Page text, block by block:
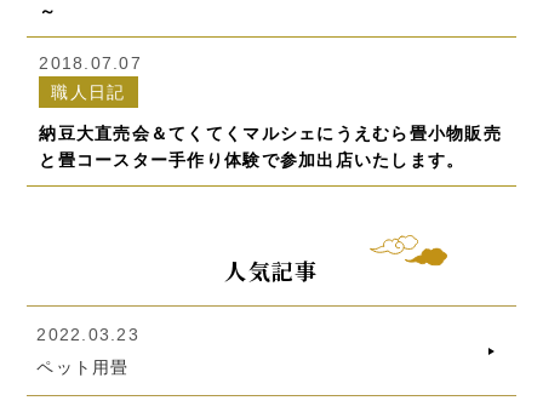
～
2018.07.07
職人日記
納豆大直売会＆てくてくマルシェにうえむら畳小物販売
と畳コースター手作り体験で参加出店いたします。
人気記事
2022.03.23
ペット用畳